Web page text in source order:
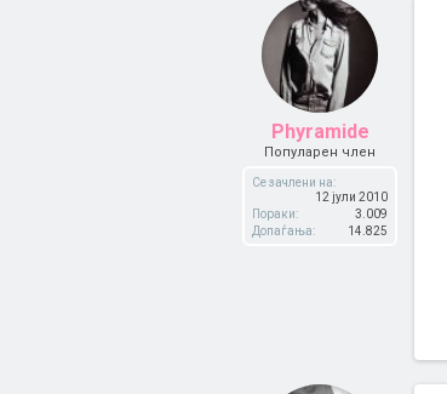
Phyramide
Популарен член
Се зачлени на:
12 јули 2010
Пораки:
3.009
Допаѓања:
14.825